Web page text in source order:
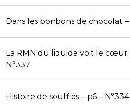
Dans les bonbons de chocolat –
La RMN du liquide voit le cœur
N°337
Histoire de soufflés – p6 – N°334